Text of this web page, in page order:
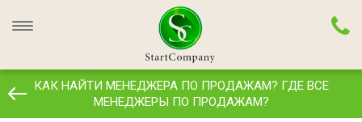
КАК НАЙТИ МЕНЕДЖЕРА ПО ПРОДАЖАМ? ГДЕ ВСЕ
МЕНЕДЖЕРЫ ПО ПРОДАЖАМ?